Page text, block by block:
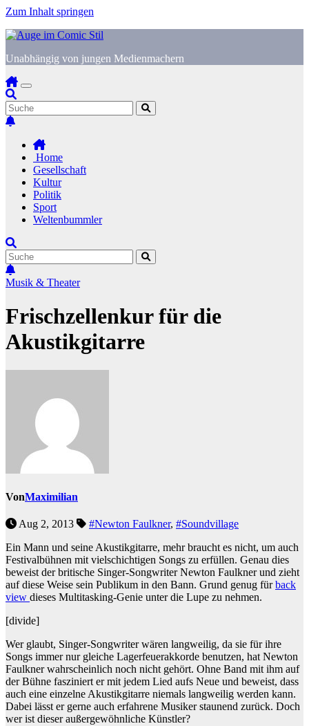
Zum Inhalt springen
Unabhängig von jungen Medienmachern
Home
Gesellschaft
Kultur
Politik
Sport
Weltenbummler
Musik & Theater
Frischzellenkur für die
Akustikgitarre
VonMaximilian
Aug 2, 2013 #Newton Faulkner, #Soundvillage
Ein Mann und seine Akustikgitarre, mehr braucht es nicht, um auch
Festivalbühnen mit vielschichtigen Songs zu erfüllen. Genau dies
beweist der britische Singer-Songwriter Newton Faulkner und zieht
auf diese Weise sein Publikum in den Bann. Grund genug fürback
view dieses Multitasking-Genie unter die Lupe zu nehmen.
[divide]
Wer glaubt, Singer-Songwriter wären langweilig, da sie für ihre
Songs immer nur gleiche Lagerfeuerakkorde benutzen, hat Newton
Faulkner wahrscheinlich noch nicht gehört. Ohne Band mit ihm auf
der Bühne fasziniert er mit jedem Lied aufs Neue und beweist, dass
auch eine einzelne Akustikgitarre niemals langweilig werden kann.
Dabei lässt er gerne auch erfahrene Musiker staunend zurück. Doch
wer ist dieser außergewöhnliche Künstler?